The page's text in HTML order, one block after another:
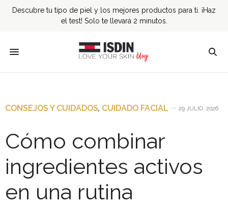
Descubre tu tipo de piel y los mejores productos para ti. ¡Haz
el test! Solo te llevará 2 minutos.
CONSEJOS Y CUIDADOS, CUIDADO FACIAL 29 JULIO, 2026
Cómo combinar
ingredientes activos
en una rutina